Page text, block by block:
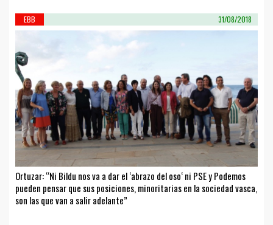
EBB 31/08/2018
Ortuzar: “Ni Bildu nos va a dar el ‘abrazo del oso‘ ni PSE y Podemos
pueden pensar que sus posiciones, minoritarias en la sociedad vasca,
son las que van a salir adelante”